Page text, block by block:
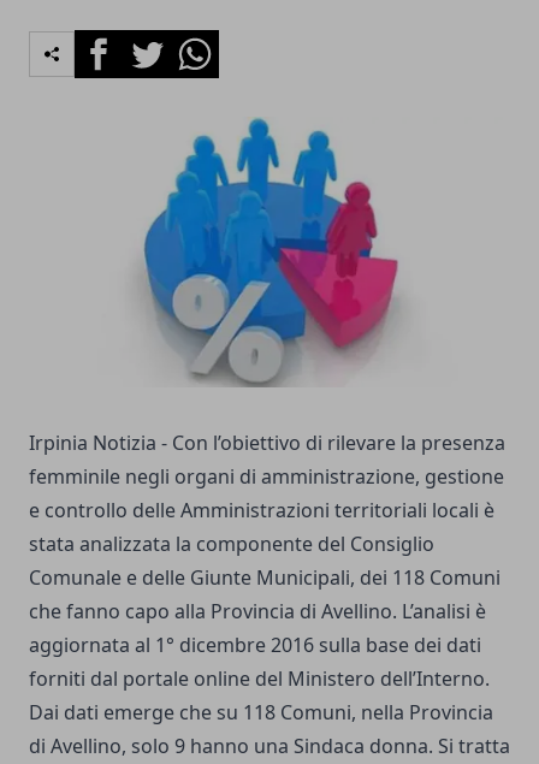
FacebookTwitterWhatsapp
Irpinia Notizia - Con l’obiettivo di rilevare la presenza
femminile negli organi di amministrazione, gestione
e controllo delle Amministrazioni territoriali locali è
stata analizzata la componente del Consiglio
Comunale e delle Giunte Municipali, dei 118 Comuni
che fanno capo alla Provincia di Avellino. L’analisi è
aggiornata al 1° dicembre 2016 sulla base dei dati
forniti dal portale online del Ministero dell’Interno.
Dai dati emerge che su 118 Comuni, nella Provincia
di Avellino, solo 9 hanno una Sindaca donna. Si tratta